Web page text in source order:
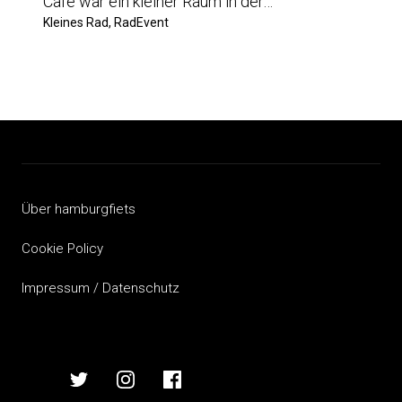
Kleines Rad, RadEvent
Über hamburgfiets
Cookie Policy
Impressum / Datenschutz
hamburgfietshamburgfiets
auf
hamburgfiets
auf
hamburgfiets
auf